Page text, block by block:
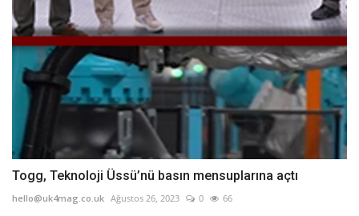
Togg, Teknoloji Üssü’nü basın mensuplarına açtı
hello@uk4mag.co.uk Ağustos 26, 2023 0 66